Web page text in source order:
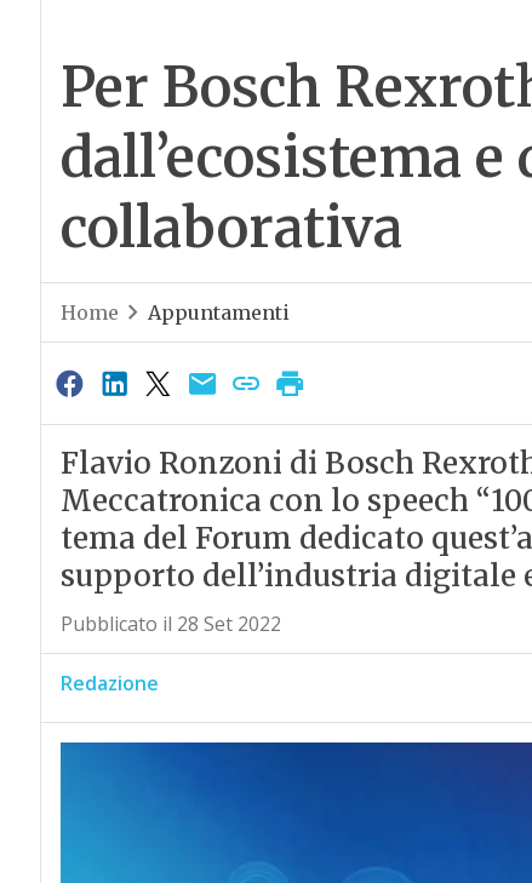
Per Bosch
dall’ecosistema
collaborativa
Home Appuntamenti
Flavio Ronzoni di Bosch
Meccatronica con lo speech
tema del Forum dedicato
supporto dell’industria digitale
Pubblicato il 28 Set 2022
Redazione